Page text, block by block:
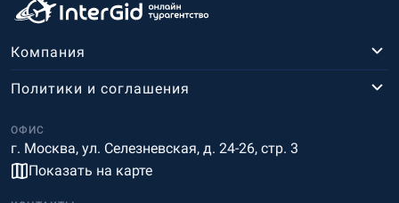
Компания
ОФИС
г. Москва, ул. Селезневская, д. 24-26, стр. 3
Показать на карте
Политики и соглашения